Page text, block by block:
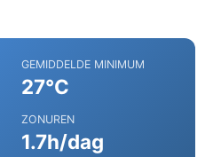
GEMIDDELDE MINIMUM
27°C
ZONUREN
1.7h/dag